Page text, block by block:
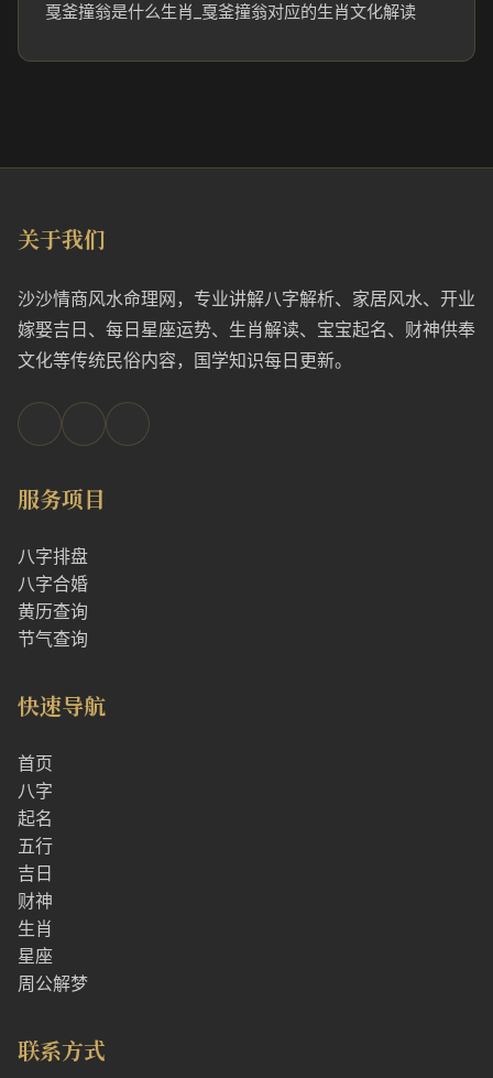
戛釜撞翁是什么生肖_戛釜撞翁对应的生肖文化解读
关于我们
沙沙情商风水命理网，专业讲解八字解析、家居风水、开业
嫁娶吉日、每日星座运势、生肖解读、宝宝起名、财神供奉
文化等传统民俗内容，国学知识每日更新。
服务项目
八字排盘
八字合婚
黄历查询
节气查询
快速导航
首页
八字
起名
五行
吉日
财神
生肖
星座
周公解梦
联系方式